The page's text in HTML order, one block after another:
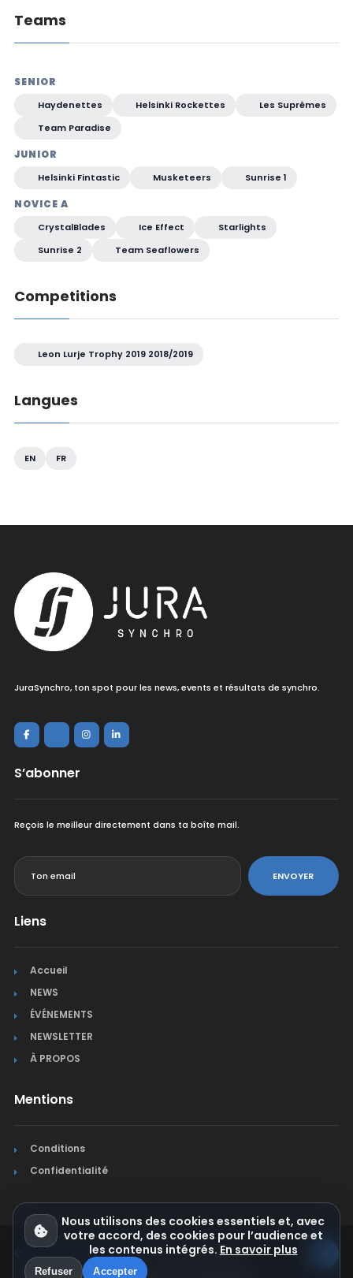
Teams
SENIOR
Haydenettes Helsinki Rockettes
Les Suprêmes
Team Paradise
JUNIOR
Helsinki Fintastic Musketeers Sunrise 1
NOVICE A
CrystalBlades Ice Effect
Starlights
Sunrise 2
Team Seaflowers
Competitions
Leon Lurje Trophy 2019 2018/2019
Langues
EN FR
JuraSynchro, ton spot pour les news, events et résultats de synchro.
S’abonner
Reçois le meilleur directement dans ta boîte mail.
ENVOYER
Liens
Accueil
NEWS
ÉVÉNEMENTS
NEWSLETTER
À PROPOS
Mentions
Conditions
Confidentialité
© Jura Synchro 2015-2026. Tous droits réservés.
Nous utilisons des cookies essentiels et, avec
votre accord, des cookies pour l’audience et
les contenus intégrés. En savoir plus
Refuser Accepter